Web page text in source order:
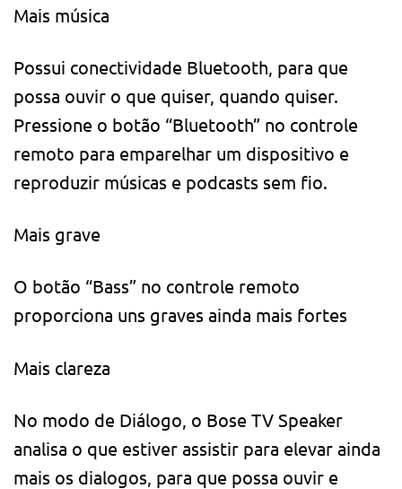
Mais música
Possui conectividade Bluetooth, para que
possa ouvir o que quiser, quando quiser.
Pressione o botão “Bluetooth” no controle
remoto para emparelhar um dispositivo e
reproduzir músicas e podcasts sem fio.
Mais grave
O botão “Bass” no controle remoto
proporciona uns graves ainda mais fortes
Mais clareza
No modo de Diálogo, o Bose TV Speaker
analisa o que estiver assistir para elevar ainda
mais os dialogos, para que possa ouvir e